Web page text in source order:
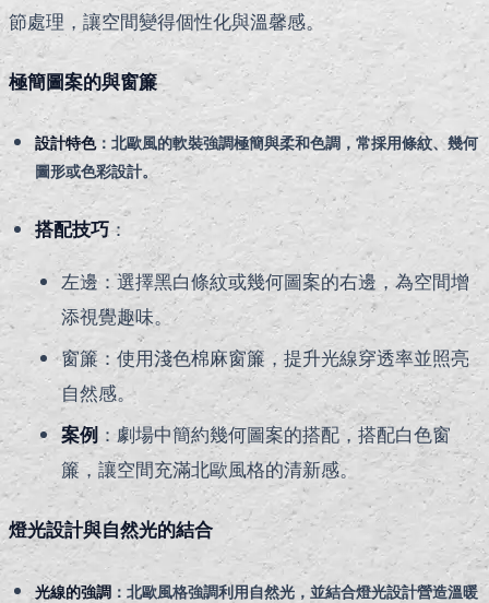
節處理，讓空間變得個性化與溫馨感。
極簡圖案的與窗簾
設計特色：北歐風的軟裝強調極簡與柔和色調，常採用條紋、幾何
圖形或色彩設計。
搭配技巧：
左邊：選擇黑白條紋或幾何圖案的右邊，為空間增
添視覺趣味。
窗簾：使用淺色棉麻窗簾，提升光線穿透率並照亮
自然感。
案例 ：劇場中簡約幾何圖案的搭配，搭配白色窗
簾，讓空間充滿北歐風格的清新感。
燈光設計與自然光的結合
光線的強調 ：北歐風格強調利用自然光，並結合燈光設計營造溫暖